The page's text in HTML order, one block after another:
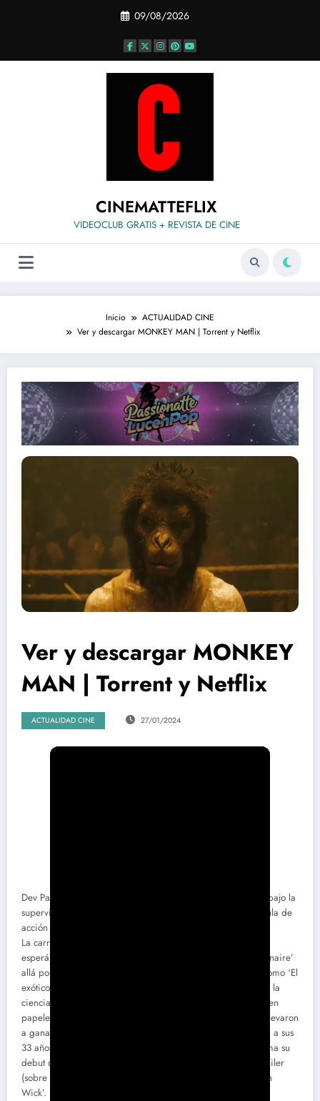
09/08/2026
CINEMATTEFLIX
VIDEOCLUB GRATIS + REVISTA DE CINE
Inicio
ACTUALIDAD CINE
Ver y descargar MONKEY MAN | Torrent y Netflix
Ver y descargar MONKEY
MAN | Torrent y Netflix
ACTUALIDAD CINE 27/01/2024
Dev Patel (’Slumdog Millionaire’) se estrena en la dirección bajo la
supervisión de Jordan Peele (’Déjame salir’) y con una película de
acción con una estética fresca y personal.
La carrera de Dev Patel ha tomado unos derroteros que no
esperábamos cuando le vimos protagonizar ‘Slumdog Millionaire’
allá por 2008. El actor encadenó varias feel good movies (como ‘El
exótico Hotel Marigold’), desarrolló el gusto por la fantasía y la
ciencia ficción (’The Last Airbender’ o ‘Chappie’) y destacó en
papeles dramáticos (como ‘The Newsroom’ o ‘Lion’) que le llevaron
a ganar un BAFTA y estar nominado a un Oscar. Pero ahora, a sus
33 años, el actor da el salto al otro lado de las cámaras y firma su
debut directorial con ‘Monkey Man’, película cuyo primer tráiler
(sobre estas líneas) parece beber sin tapujos de la saga ‘John
Wick’.